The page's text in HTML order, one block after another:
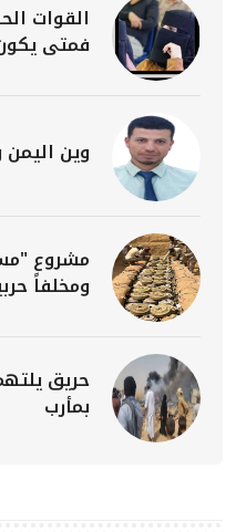
القوات
فمتى
وين اليمن
ومخلفاً
حريق
بمأرب